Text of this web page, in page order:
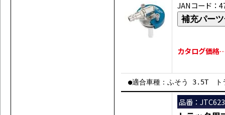
JANコード：
補充パー
カタログ価格
●適合車種：ふそう 3.5T ト
品番：